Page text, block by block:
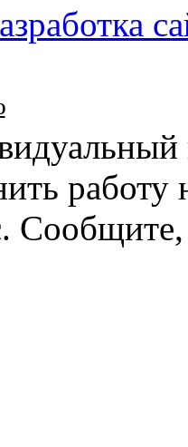
работу